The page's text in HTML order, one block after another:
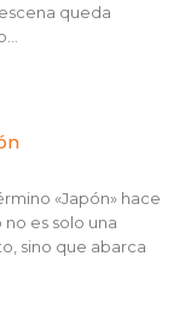
queda
«Japón» hace
es solo una
sino que abarca